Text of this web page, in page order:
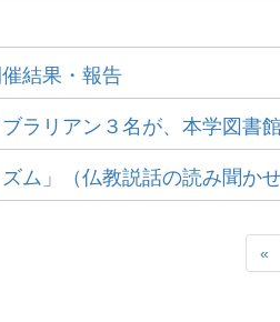
結果・報告
ラリアン３名が、本学図書
ム」（仏教説話の読み聞か
«